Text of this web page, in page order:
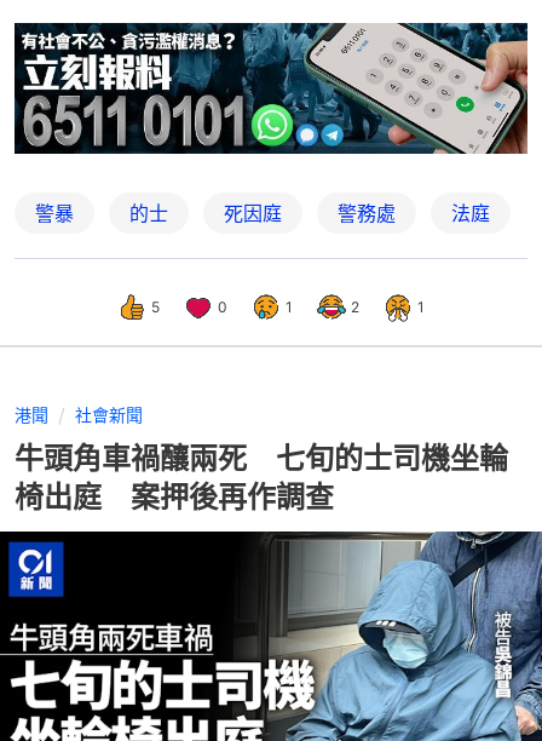
警暴 的士 死因庭 警務處 法庭
5 0 1 2 1
港聞 社會新聞
牛頭角車禍釀兩死 七旬的士司機坐輪
椅出庭 案押後再作調查